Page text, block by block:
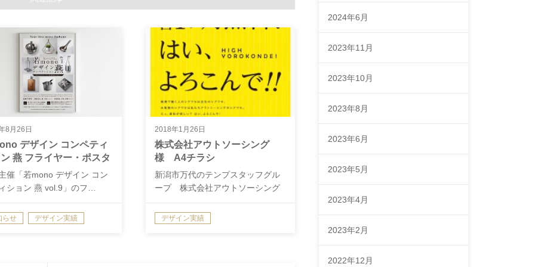
8月26日
デザイン コンペティ
燕 フライヤー・ポスタ
イン
催「若mono デザイン コン
ション 燕 vol.9」のフ…
らせ デザイン実績
2018年1月26日
株式会社アウトソーシング
様 A4チラシ
新潟市万代のテンプスタッフグル
ープ 株式会社アウトソーシング
デザイン実績
2024年6月
2023年11月
2023年10月
2023年8月
2023年6月
2023年5月
2023年4月
2023年2月
2022年12月